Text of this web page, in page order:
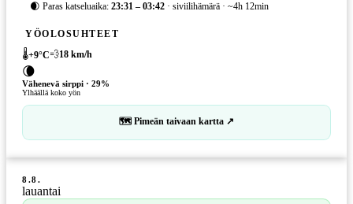
🌒 Paras katseluaika: 23:31 – 03:42 · siviilihämärä · ~4h 12min
YÖOLOSUHTEET
🌡️+9°C💨18 km/h
🌘
Vähenevä sirppi · 29%
Ylhäällä koko yön
🗺 Pimeän taivaan kartta ↗
8.8.
lauantai